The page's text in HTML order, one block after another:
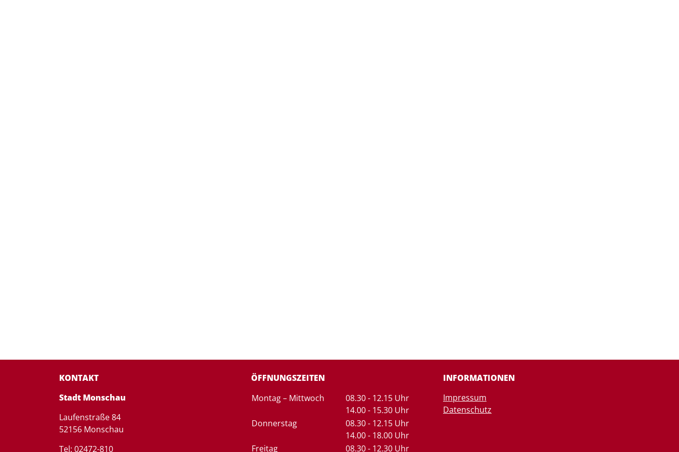
KONTAKT
Stadt Monschau
Laufenstraße 84
52156 Monschau
Tel: 02472-810
ÖFFNUNGSZEITEN
TagZeiten
Montag – Mittwoch
08.30 - 12.15 Uhr
14.00 - 15.30 Uhr
Donnerstag
08.30 - 12.15 Uhr
14.00 - 18.00 Uhr
Freitag
08.30 - 12.30 Uhr
INFORMATIONEN
Impressum
Datenschutz